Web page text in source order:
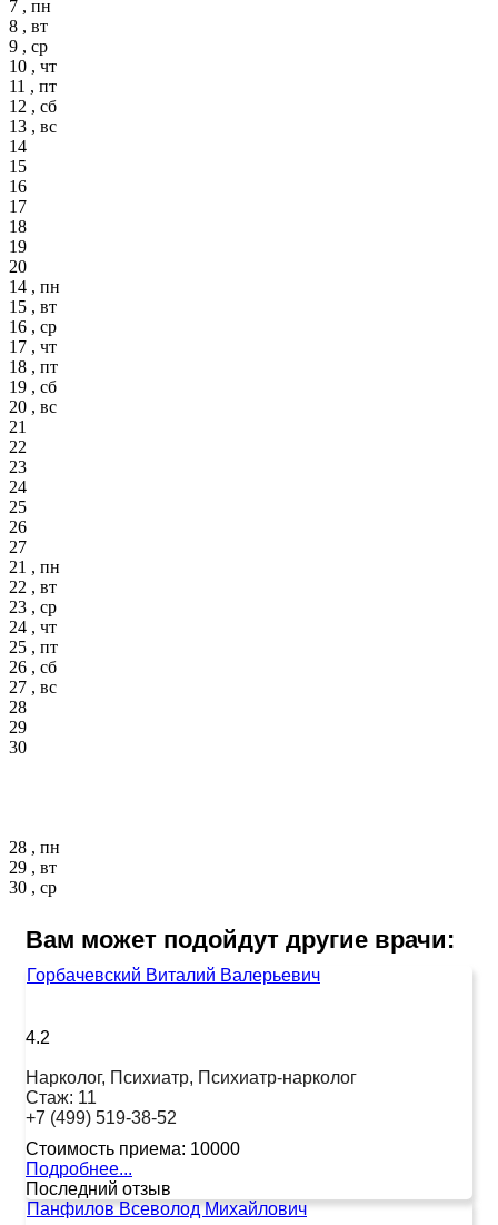
7 , пн
8 , вт
9 , ср
10 , чт
11 , пт
12 , сб
13 , вс
14
15
16
17
18
19
20
14 , пн
15 , вт
16 , ср
17 , чт
18 , пт
19 , сб
20 , вс
21
22
23
24
25
26
27
21 , пн
22 , вт
23 , ср
24 , чт
25 , пт
26 , сб
27 , вс
28
29
30
28 , пн
29 , вт
30 , ср
Вам может подойдут другие врачи:
Горбачевский Виталий Валерьевич
4.2
Нарколог, Психиатр, Психиатр-нарколог
Стаж: 11
+7 (499) 519-38-52
Стоимость приема: 10000
Подробнее...
Последний отзыв
Панфилов Всеволод Михайлович